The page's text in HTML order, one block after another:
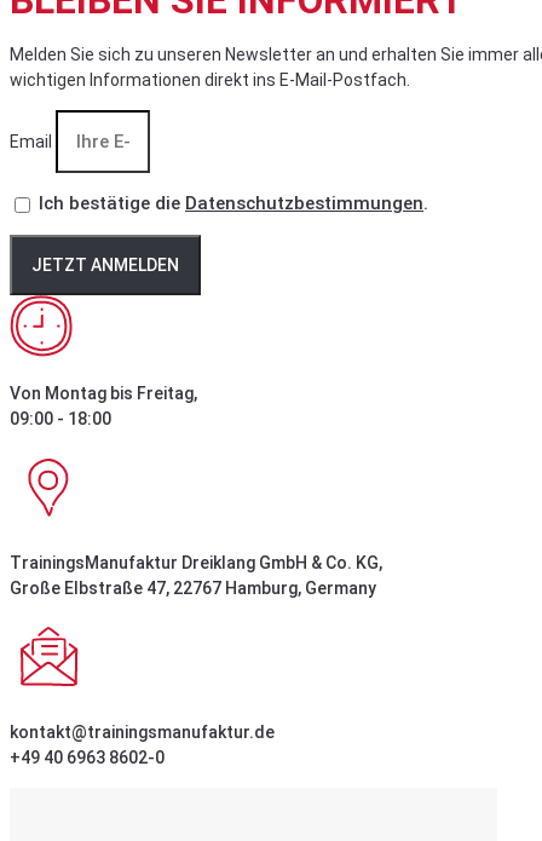
Melden Sie sich zu unseren Newsletter an und erhalten Sie immer
wichtigen Informationen direkt ins E-Mail-Postfach.
Email
Ich bestätige die Datenschutzbestimmungen.
JETZT ANMELDEN
Von Montag bis Freitag,
09:00 - 18:00
TrainingsManufaktur Dreiklang GmbH & Co. KG,
Große Elbstraße 47, 22767 Hamburg, Germany
kontakt@trainingsmanufaktur.de
+49 40 6963 8602-0